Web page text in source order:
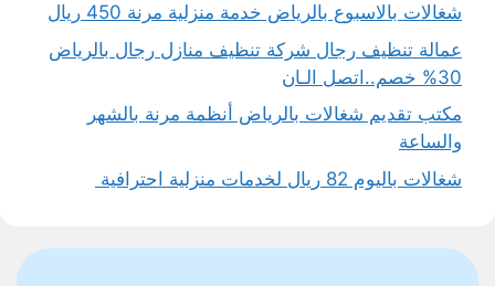
شغالات بالاسبوع بالرياض خدمة منزلية مرنة 450 ريال
عمالة تنظيف رجال شركة تنظيف منازل رجال بالرياض
30% خصم..اتصل الـان
مكتب تقديم شغالات بالرياض أنظمة مرنة بالشهر
والساعة
شغالات باليوم 82 ريال لخدمات منزلية احترافية